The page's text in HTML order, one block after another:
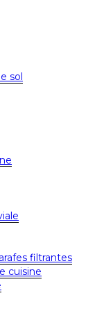
sol
filtrantes
cuisine